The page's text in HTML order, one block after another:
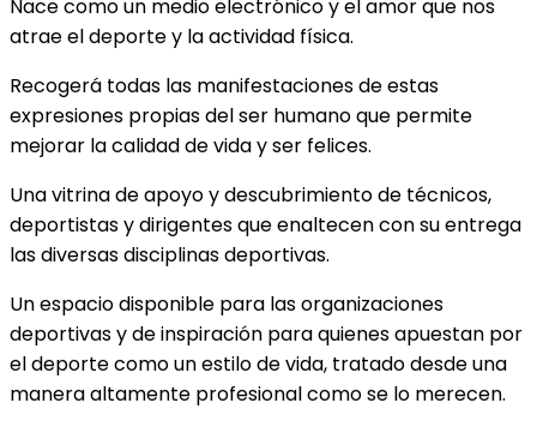
Nace como un medio electrónico y el amor que nos
atrae el deporte y la actividad física.
Recogerá todas las manifestaciones de estas
expresiones propias del ser humano que permite
mejorar la calidad de vida y ser felices.
Una vitrina de apoyo y descubrimiento de técnicos,
deportistas y dirigentes que enaltecen con su entrega
las diversas disciplinas deportivas.
Un espacio disponible para las organizaciones
deportivas y de inspiración para quienes apuestan por
el deporte como un estilo de vida, tratado desde una
manera altamente profesional como se lo merecen.